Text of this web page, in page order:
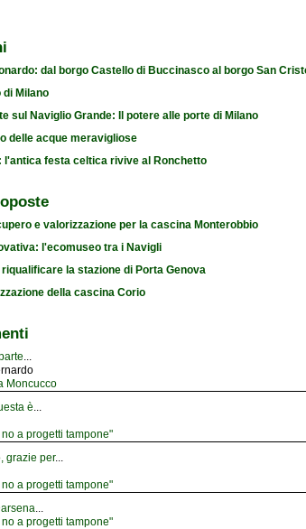
dal borgo Castello di Buccinasco al borgo San
di Milano
sul Naviglio Grande: Il potere alle porte di Milano
delle acque meravigliose
l'antica festa celtica rivive al Ronchetto
e valorizzazione per la cascina Monterobbio
l'ecomuseo tra i Navigli
la stazione di Porta Genova
della cascina Corio
...
Moncucco
è...
a progetti tampone"
grazie per...
a progetti tampone"
...
a progetti tampone"